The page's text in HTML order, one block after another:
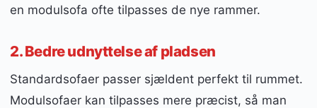
en modulsofa ofte tilpasses de nye rammer.
2. Bedre udnyttelse af pladsen
Standardsofaer passer sjældent perfekt til rummet.
Modulsofaer kan tilpasses mere præcist, så man